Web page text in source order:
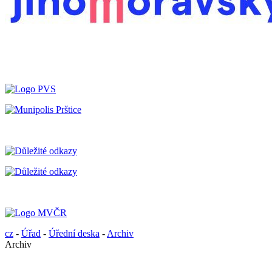
cz - Úřad - Úřední deska - Archiv
Archiv